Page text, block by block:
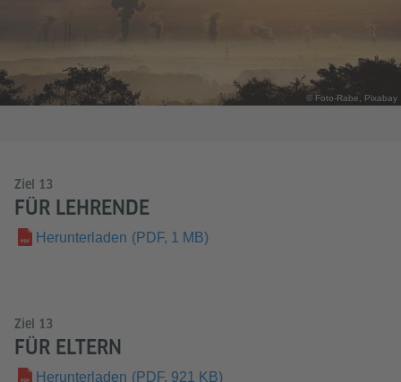
© Foto-Rabe, Pixabay
Ziel 13
FÜR LEHRENDE
Herunterladen (PDF, 1 MB)
Ziel 13
FÜR ELTERN
Herunterladen (PDF, 921 KB)